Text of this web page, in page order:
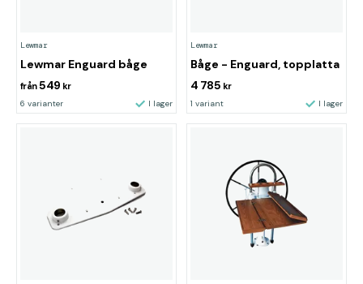
Lewmar
Lewmar Enguard båge
från549 kr
6 varianter I lager
Lewmar
Båge - Enguard, topplatta
4 785 kr
1 variant I lager